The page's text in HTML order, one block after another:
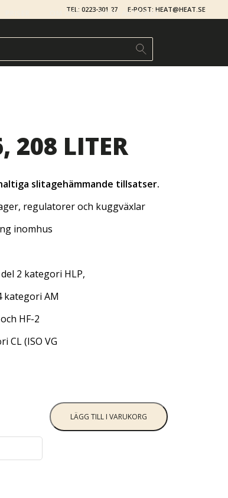
TEL: 0223-301 27 E-POST: HEAT@HEAT.SE
OM OSS KONTAKTA OSS
208 LITER
slitagehämmande tillsatser.
regulatorer och kuggväxlar
inomhus
2 kategori HLP,
kategori AM
HF-2
CL (ISO VG
LÄGG TILL I VARUKORG